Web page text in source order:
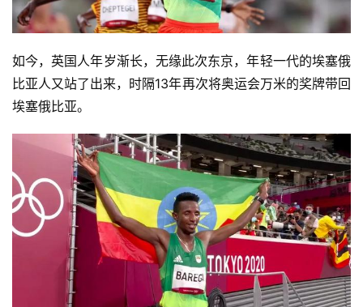
如今，英国人年岁渐长，无缘此次东京，年轻一代的埃塞俄
比亚人又站了出来，时隔13年再次将奥运会万米的奖牌带回
埃塞俄比亚。